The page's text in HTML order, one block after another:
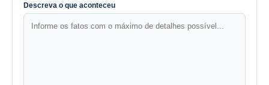
Descreva o que aconteceu